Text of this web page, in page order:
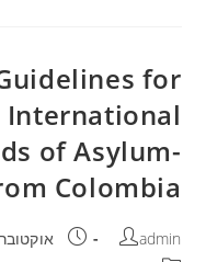
for
International
of Asylum-
Colombia
admin
אוקטובר 6, 2015